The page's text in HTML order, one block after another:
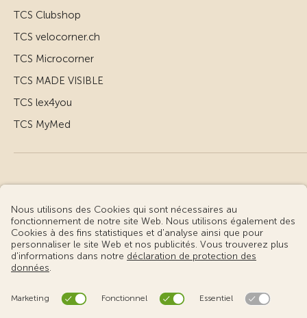
TCS Clubshop
TCS velocorner.ch
TCS Microcorner
TCS MADE VISIBLE
TCS lex4you
TCS MyMed
Conditions d’utilisation – informations juridiques